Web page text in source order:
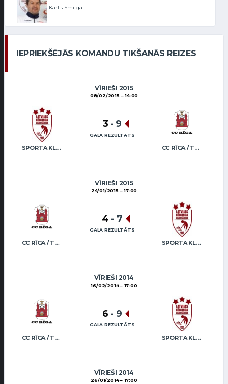
Kārlis Smilga
IEPRIEKŠĒJĀS KOMANDU TIKŠANĀS REIZES
VĪRIEŠI 2015
08/02/2015 14:00
SPORTA KLUBS “OB” / REGŽA CC RĪGA / TRUKŠĀNS
3 - 9
GALA REZULTĀTS
VĪRIEŠI 2015
24/01/2015 17:00
CC RĪGA / TRUKŠĀNS SPORTA KLUBS “OB” / REGŽA
4 - 7
GALA REZULTĀTS
VĪRIEŠI 2014
16/02/2014 17:00
CC RĪGA / TRUKŠĀNS SPORTA KLUBS “OB” / REGŽA
6 - 9
GALA REZULTĀTS
VĪRIEŠI 2014
26/01/2014 17:00